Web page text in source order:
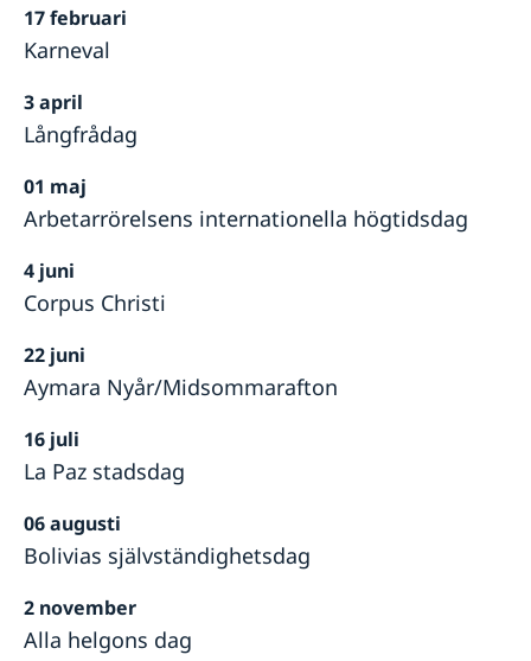
17 februari
Karneval
3 april
Långfrådag
01 maj
Arbetarrörelsens internationella högtidsdag
4 juni
Corpus Christi
22 juni
Aymara Nyår/Midsommarafton
16 juli
La Paz stadsdag
06 augusti
Bolivias självständighetsdag
2 november
Alla helgons dag